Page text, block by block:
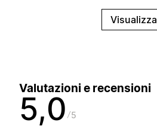
Visualizza
Valutazioni e recensioni
5,0 5